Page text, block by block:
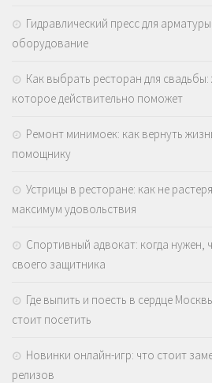
Гидравлический пресс для
оборудование
Как выбрать ресторан для
которое действительно поможет
Ремонт минимоек: как вернуть
помощнику
Устрицы в ресторане: как не
максимум удовольствия
Спортивный адвокат: когда нужен,
своего защитника
Где выпить и поесть в сердце
стоит посетить
Новинки онлайн-игр: что стоит
релизов